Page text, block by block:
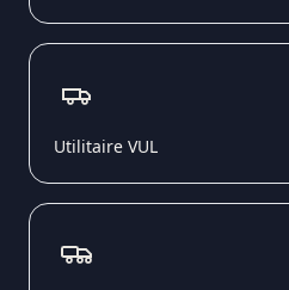
Utilitaire VUL